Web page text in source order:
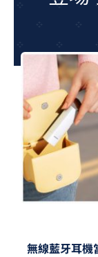
無線藍牙耳機